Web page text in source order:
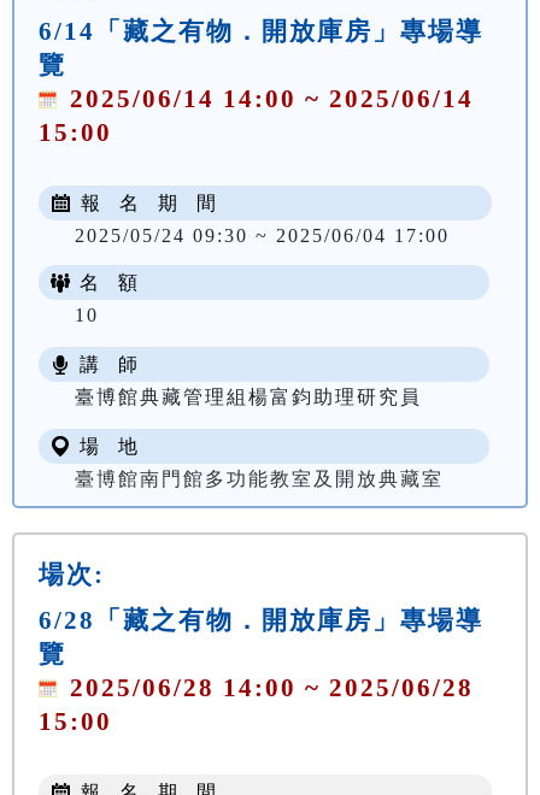
6/14「藏之有物．開放庫房」專場導
覽
2025/06/14 14:00 ~ 2025/06/14
15:00
報 名 期 間
2025/05/24 09:30 ~ 2025/06/04 17:00
名 額
10
講 師
臺博館典藏管理組楊富鈞助理研究員
場 地
臺博館南門館多功能教室及開放典藏室
場次:
6/28「藏之有物．開放庫房」專場導
覽
2025/06/28 14:00 ~ 2025/06/28
15:00